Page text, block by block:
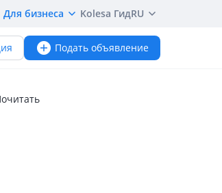
Для бизнеса Kolesa ГидRU
Подать объявление